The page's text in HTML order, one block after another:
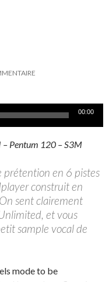
00:00
Pentum 120 – S3M
prétention en 6 pistes
construit en
sent clairement
et vous
sample vocal de
mode to be